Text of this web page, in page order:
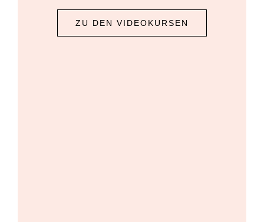
ZU DEN VIDEOKURSEN